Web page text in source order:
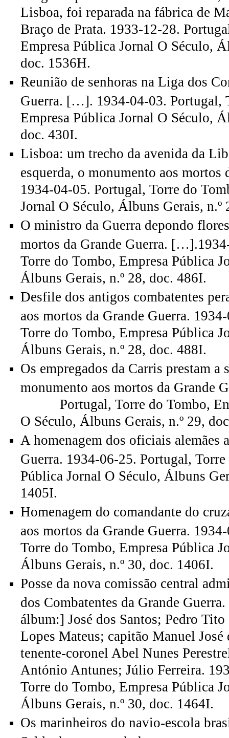
Lisboa, foi reparada na fábrica de
Braço de Prata. 1933-12-28.
Empresa Pública Jornal O Século,
doc. 1536H.
Reunião de senhoras na Liga dos
Guerra. […]. 1934-04-03. Portugal,
Empresa Pública Jornal O Século,
doc. 430I.
Lisboa: um trecho da avenida da
esquerda, o monumento aos mortos
1934-04-05. Portugal, Torre do
Jornal O Século, Álbuns Gerais, n.º
O ministro da Guerra depondo
mortos da Grande Guerra.
Torre do Tombo, Empresa Pública
Álbuns Gerais, n.º 28, doc. 486I.
Desfile dos antigos combatentes
aos mortos da Grande Guerra.
Torre do Tombo, Empresa Pública
Álbuns Gerais, n.º 28, doc. 488I.
Os empregados da Carris prestam a
monumento aos mortos da Grande
Portugal, Torre do Tombo,
O Século, Álbuns Gerais, n.º 29,
A homenagem dos oficiais alemães
Guerra. 1934-06-25. Portugal,
Pública Jornal O Século, Álbuns
1405I.
Homenagem do comandante do
aos mortos da Grande Guerra.
Torre do Tombo, Empresa Pública
Álbuns Gerais, n.º 30, doc. 1406I.
Posse da nova comissão central
dos Combatentes da Grande
álbum:] José dos Santos; Pedro
Lopes Mateus; capitão Manuel
tenente-coronel Abel Nunes
António Antunes; Júlio Ferreira.
Torre do Tombo, Empresa Pública
Álbuns Gerais, n.º 30, doc. 1464I.
Os marinheiros do navio-escola